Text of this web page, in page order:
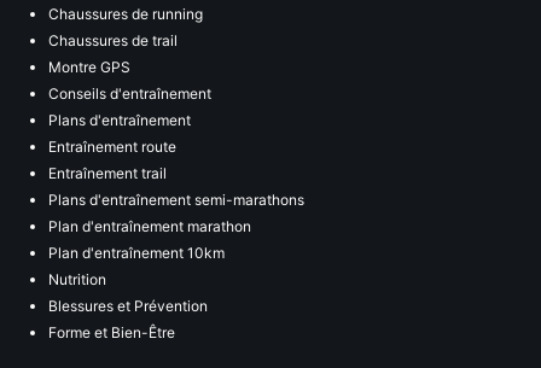
Chaussures de running
Chaussures de trail
Montre GPS
Conseils d'entraînement
Plans d'entraînement
Entraînement route
Entraînement trail
Plans d'entraînement semi-marathons
Plan d'entraînement marathon
Plan d'entraînement 10km
Nutrition
Blessures et Prévention
Forme et Bien-Être